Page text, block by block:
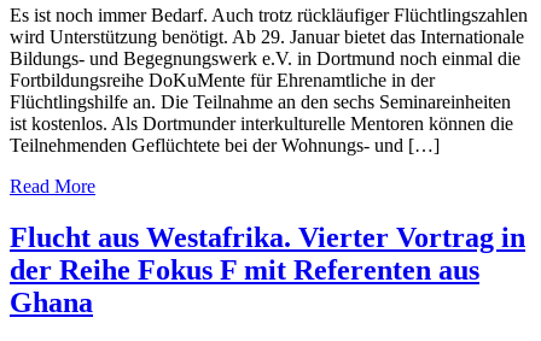
Es ist noch immer Bedarf. Auch trotz rückläufiger Flüchtlingszahlen
wird Unterstützung benötigt. Ab 29. Januar bietet das Internationale
Bildungs- und Begegnungswerk e.V. in Dortmund noch einmal die
Fortbildungsreihe DoKuMente für Ehrenamtliche in der
Flüchtlingshilfe an. Die Teilnahme an den sechs Seminareinheiten
ist kostenlos. Als Dortmunder interkulturelle Mentoren können die
Teilnehmenden Geflüchtete bei der Wohnungs- und […]
Read More
Flucht aus Westafrika. Vierter Vortrag in
der Reihe Fokus F mit Referenten aus
Ghana